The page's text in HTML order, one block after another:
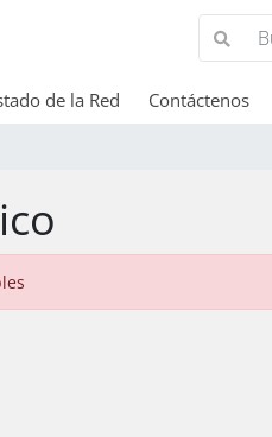
de la Red Contáctenos